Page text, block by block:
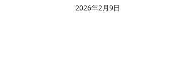
2026年2月9日